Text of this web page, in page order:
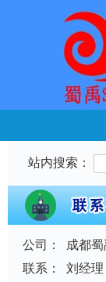
站内搜索：
公司：
成都
联系：
刘经理